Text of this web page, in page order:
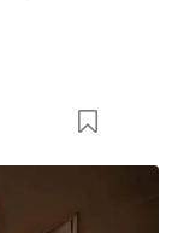
購買點數